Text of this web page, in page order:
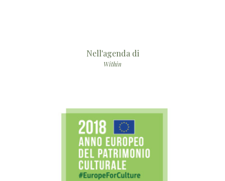
Nell'agenda di
Within